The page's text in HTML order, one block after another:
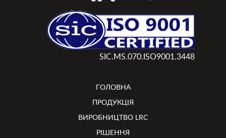
SIC.MS.070.ISO9001.3448
ГОЛОВНА
ПРОДУКЦІЯ
ВИРОБНИЦТВО LRC
РІШЕННЯ